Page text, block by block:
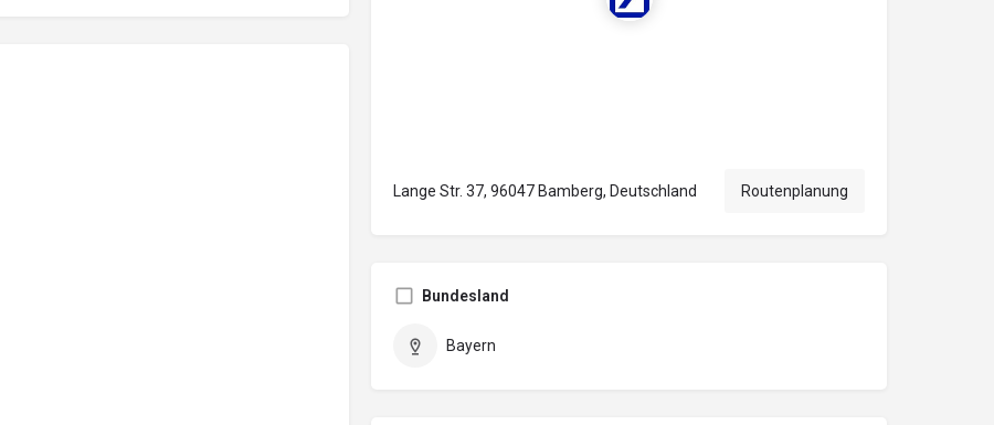
Lange Str. 37, 96047 Bamberg, Deutschland Routenplanung
Bundesland
Bayern